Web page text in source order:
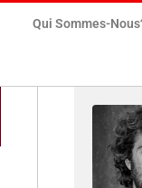
Qui Sommes-